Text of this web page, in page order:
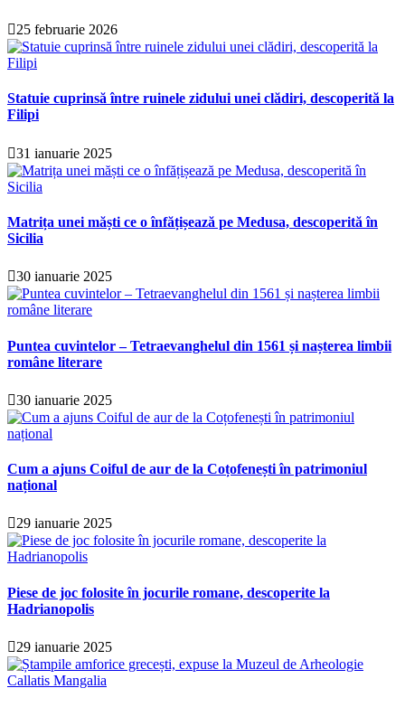
25 februarie 2026
Statuie cuprinsă între ruinele zidului unei clădiri, descoperită la
Filipi
31 ianuarie 2025
Matrița unei măști ce o înfățișează pe Medusa, descoperită în
Sicilia
30 ianuarie 2025
Puntea cuvintelor – Tetraevanghelul din 1561 și nașterea limbii
române literare
30 ianuarie 2025
Cum a ajuns Coiful de aur de la Coțofenești în patrimoniul
național
29 ianuarie 2025
Piese de joc folosite în jocurile romane, descoperite la
Hadrianopolis
29 ianuarie 2025